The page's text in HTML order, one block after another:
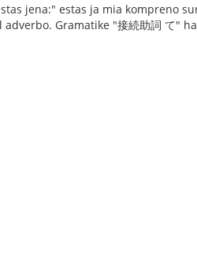
jena:" estas ja mia kompreno
Gramatike "接続助詞 て"